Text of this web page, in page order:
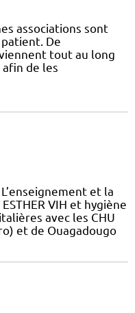
associations sont
De
tout au long
de les
L’enseignement et la
VIH et hygiène
avec les CHU
et de Ouagadougo